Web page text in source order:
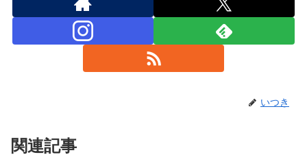
いつき
関連記事